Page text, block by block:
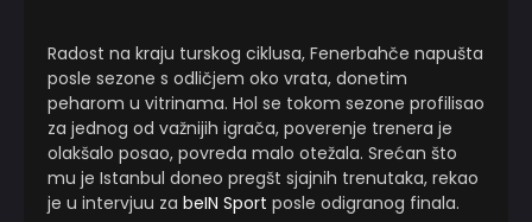
Radost na kraju turskog ciklusa, Fenerbahče napušta
posle sezone s odličjem oko vrata, donetim
peharom u vitrinama. Hol se tokom sezone profilisao
za jednog od važnijih igrača, poverenje trenera je
olakšalo posao, povreda malo otežala. Srećan što
mu je Istanbul doneo pregšt sjajnih trenutaka, rekao
je u intervjuu za beIN Sport posle odigranog finala.